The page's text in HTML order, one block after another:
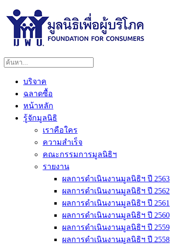
บริจาค
ฉลาดซื้อ
หน้าหลัก
รู้จักมูลนิธิ
เราคือใคร
ความสำเร็จ
คณะกรรมการมูลนิธิฯ
รายงาน
ผลการดำเนินงานมูลนิธิฯ ปี 2563
ผลการดำเนินงานมูลนิธิฯ ปี 2562
ผลการดำเนินงานมูลนิธิฯ ปี 2561
ผลการดำเนินงานมูลนิธิฯ ปี 2560
ผลการดำเนินงานมูลนิธิฯ ปี 2559
ผลการดำเนินงานมูลนิธิฯ ปี 2558